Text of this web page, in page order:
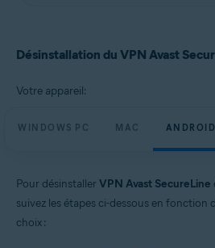
(32/64 bits)
Apple macOS 14.x (Sonoma)
Apple macOS 11.x (Big Sur)
Apple macOS 10.15.x (Catalina)
Apple macOS 10.12.x (Sierra)
Google Android 6.0 (Marshmallow, API 23) ou
Désinstallation du VPN Avast
Votre appareil:
WINDOWS PC MAC ANDROID
Pour désinstallerVPN Avast SecureLine
suivez les étapes ci-dessous en fonction
choix :